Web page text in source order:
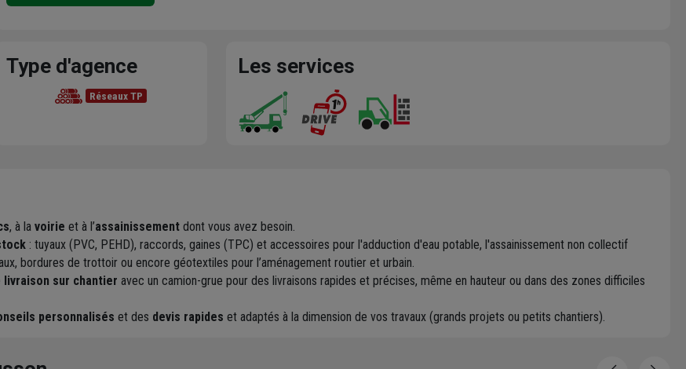
Type d'agence
Réseaux TP
Les services
, à la voirie et à l’assainissement dont vous avez besoin.
: tuyaux (PVC, PEHD), raccords, gaines (TPC) et accessoires pour l'adduction d'eau potable, l'assainissement non collectif
bordures de trottoir ou encore géotextiles pour l’aménagement routier et urbain.
livraison sur chantier avec un camion-grue pour des livraisons rapides et précises, même en hauteur ou dans des zones difficiles
personnalisés et des devis rapides et adaptés à la dimension de vos travaux (grands projets ou petits chantiers).